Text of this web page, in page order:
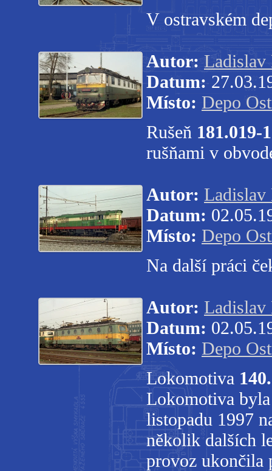
V ostravském
Autor:
Datum:
Místo: Depo
Rušeň 181.019-1
rušňami v
Autor:
Datum:
Místo: Depo
Na další práci
Autor:
Datum:
Místo: Depo
Lokomotiva
Lokomotiva
listopadu 1997
několik dalších
provoz ukončila